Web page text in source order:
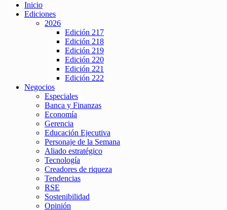
Inicio
Ediciones
2026
Edición 217
Edición 218
Edición 219
Edición 220
Edición 221
Edición 222
Negocios
Especiales
Banca y Finanzas
Economía
Gerencia
Educación Ejecutiva
Personaje de la Semana
Aliado estratégico
Tecnología
Creadores de riqueza
Tendencias
RSE
Sostenibilidad
Opinión